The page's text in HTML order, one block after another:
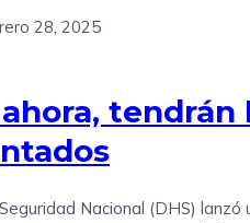
28, 2025
ahora,
Nacional (DHS)